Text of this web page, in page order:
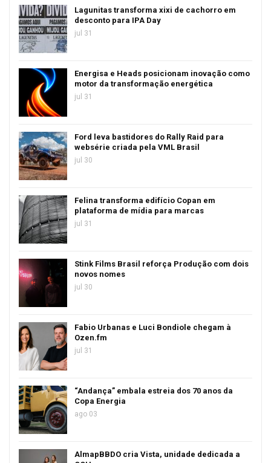
Lagunitas transforma xixi de cachorro em
desconto para IPA Day
jul 31
Energisa e Heads posicionam inovação como
motor da transformação energética
jul 31
Ford leva bastidores do Rally Raid para
websérie criada pela VML Brasil
jul 30
Felina transforma edifício Copan em
plataforma de mídia para marcas
jul 31
Stink Films Brasil reforça Produção com dois
novos nomes
jul 30
Fabio Urbanas e Luci Bondiole chegam à
Ozen.fm
jul 31
“Andança” embala estreia dos 70 anos da
Copa Energia
ago 03
AlmapBBDO cria Vista, unidade dedicada a